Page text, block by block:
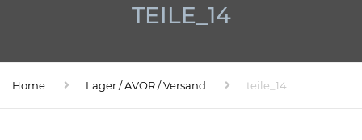
TEILE_14
Home Lager / AVOR / Versand teile_14